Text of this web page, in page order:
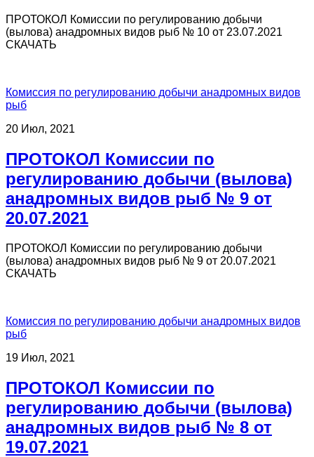
ПРОТОКОЛ Комиссии по регулированию добычи
(вылова) анадромных видов рыб № 10 от 23.07.2021
СКАЧАТЬ
Комиссия по регулированию добычи анадромных видов
рыб
20 Июл, 2021
ПРОТОКОЛ Комиссии по
регулированию добычи (вылова)
анадромных видов рыб № 9 от
20.07.2021
ПРОТОКОЛ Комиссии по регулированию добычи
(вылова) анадромных видов рыб № 9 от 20.07.2021
СКАЧАТЬ
Комиссия по регулированию добычи анадромных видов
рыб
19 Июл, 2021
ПРОТОКОЛ Комиссии по
регулированию добычи (вылова)
анадромных видов рыб № 8 от
19.07.2021